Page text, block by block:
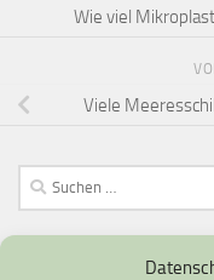
Wie viel
Viele
Suchen
nach: